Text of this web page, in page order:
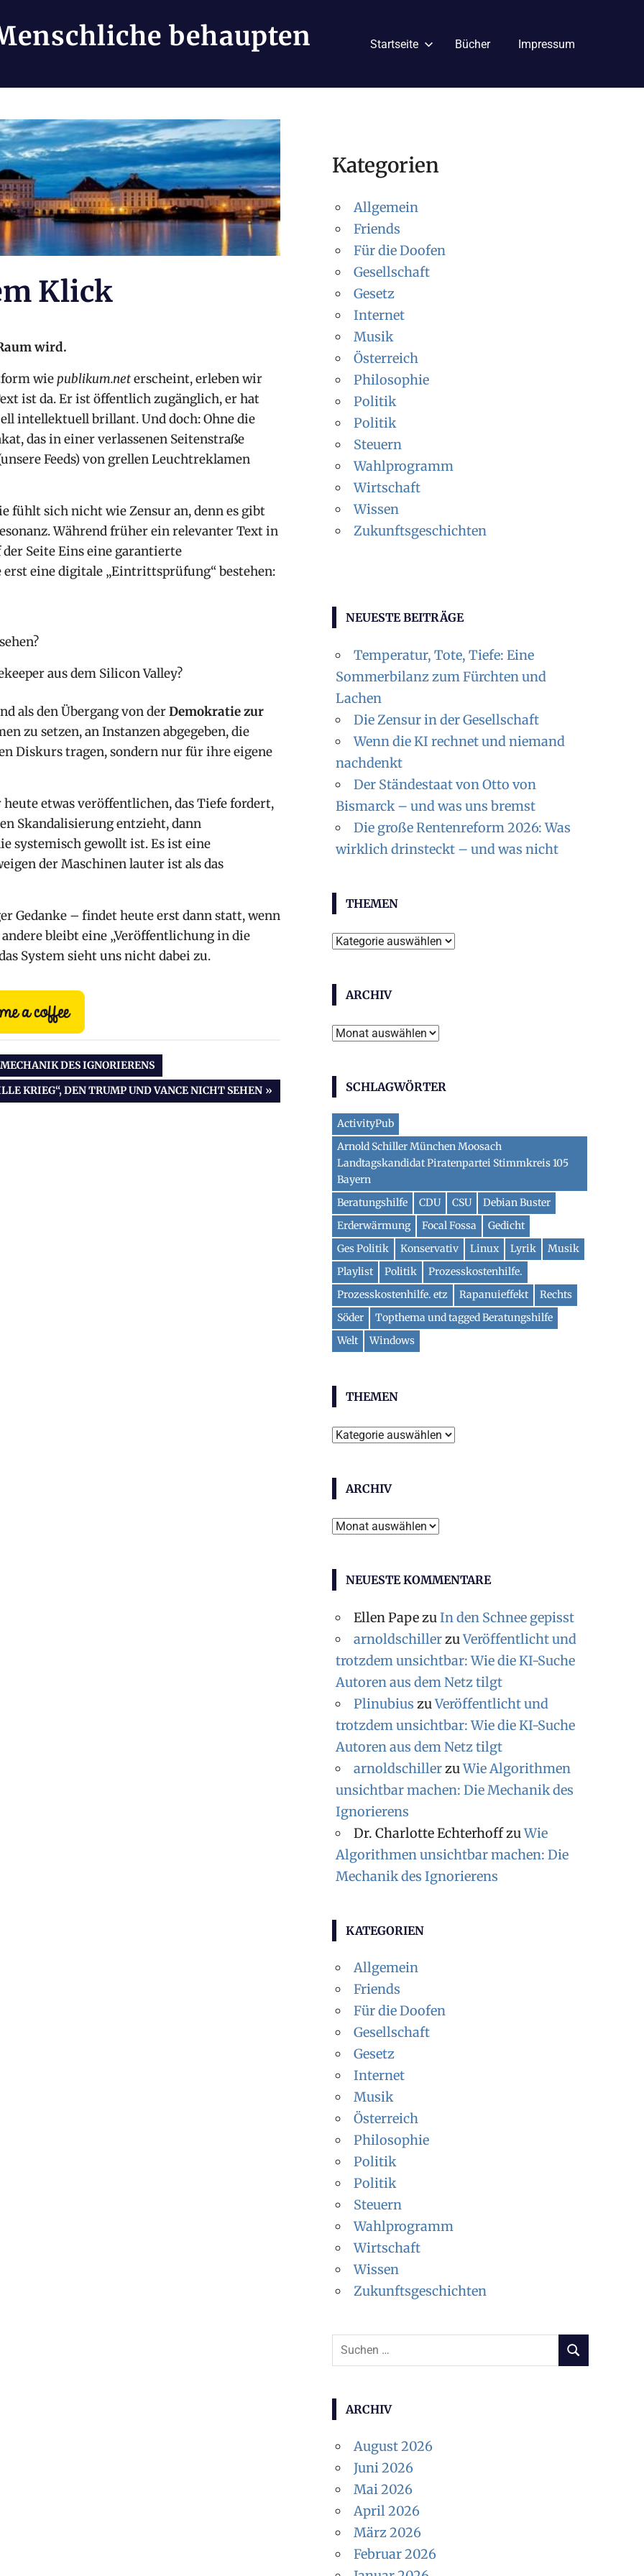
behaupten Startseite Bücher Impressum
Klick
wird.
wiepublikum.neterscheint, erleben wir
ist da. Er ist öffentlich zugänglich, er hat
intellektuell brillant. Und doch: Ohne die
das in einer verlassenen Seitenstraße
Feeds) von grellen Leuchtreklamen
fühlt sich nicht wie Zensur an, denn es gibt
Während früher ein relevanter Text in
Seite Eins eine garantierte
eine digitale „Eintrittsprüfung“ bestehen:
aus dem Silicon Valley?
als den Übergang von derDemokratie zur
zu setzen, an Instanzen abgegeben, die
Diskurs tragen, sondern nur für ihre eigene
etwas veröffentlichen, das Tiefe fordert,
Skandalisierung entzieht, dann
systemisch gewollt ist. Es ist eine
der Maschinen lauter ist als das
Gedanke – findet heute erst dann statt, wenn
bleibt eine „Veröffentlichung in die
System sieht uns nicht dabei zu.
DES IGNORIERENS
KRIEG“, DEN TRUMP UND VANCE NICHT SEHEN
Kategorien
Allgemein
Friends
Für die Doofen
Gesellschaft
Gesetz
Internet
Musik
Österreich
Philosophie
Politik
Politik
Steuern
Wahlprogramm
Wirtschaft
Wissen
Zukunftsgeschichten
NEUESTE BEITRÄGE
Temperatur, Tote, Tiefe: Eine
Sommerbilanz zum Fürchten und
Lachen
Die Zensur in der Gesellschaft
Wenn die KI rechnet und niemand
nachdenkt
Der Ständestaat von Otto von
Bismarck – und was uns bremst
Die große Rentenreform 2026: Was
wirklich drinsteckt – und was nicht
THEMEN
Themen
ARCHIV
Archiv
SCHLAGWÖRTER
ActivityPub
Arnold Schiller München Moosach
Landtagskandidat Piratenpartei Stimmkreis 105
Bayern
Beratungshilfe
CDU CSU
Debian Buster
Erderwärmung
Focal Fossa
Gedicht
Ges Politik
Konservativ Linux Lyrik
Musik
Playlist
Politik
Prozesskostenhilfe.
Prozesskostenhilfe. etz
Rapanuieffekt
Rechts
Söder
Topthema und tagged Beratungshilfe
Welt
Windows
THEMEN
Themen
ARCHIV
Archiv
NEUESTE KOMMENTARE
Ellen PapezuIn den Schnee gepisst
arnoldschillerzuVeröffentlicht und
trotzdem unsichtbar: Wie die KI-Suche
Autoren aus dem Netz tilgt
Plinubius zuVeröffentlicht und
trotzdem unsichtbar: Wie die KI-Suche
Autoren aus dem Netz tilgt
arnoldschillerzuWie Algorithmen
unsichtbar machen: Die Mechanik des
Ignorierens
Dr. Charlotte EchterhoffzuWie
Algorithmen unsichtbar machen: Die
Mechanik des Ignorierens
KATEGORIEN
Allgemein
Friends
Für die Doofen
Gesellschaft
Gesetz
Internet
Musik
Österreich
Philosophie
Politik
Politik
Steuern
Wahlprogramm
Wirtschaft
Wissen
Zukunftsgeschichten
Suchen
nach:
SUCHEN
ARCHIV
August 2026
Juni 2026
Mai 2026
April 2026
März 2026
Februar 2026